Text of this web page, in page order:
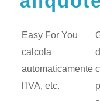
Easy For You
calcola
automaticamente
l'IVA, etc.